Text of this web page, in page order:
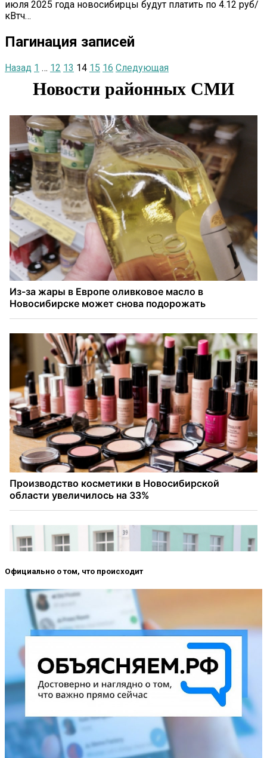
июля 2025 года новосибирцы будут платить по 4.12 руб/
кВтч…
Пагинация записей
Назад 1 … 12 13 14 15 16 Следующая
Официально о том, что происходит